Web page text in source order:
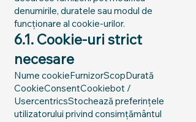
denumirile, duratele sau modul de
funcționare al cookie-urilor.
6.1. Cookie-uri strict
necesare
Nume cookieFurnizorScopDurată
CookieConsentCookiebot /
UsercentricsStochează preferințele
utilizatorului privind consimțământul